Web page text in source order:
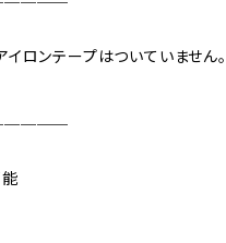
ロンテープはついていません。